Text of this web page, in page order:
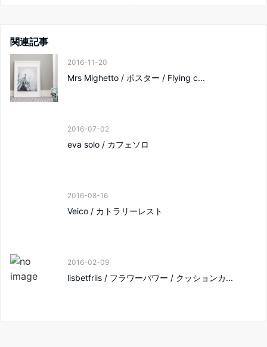
関連記事
2016-11-20
Mrs Mighetto / ポスター / Flying c...
2016-07-02
eva solo / カフェソロ
2016-08-16
Veico / カトラリーレスト
2016-02-09
lisbetfriis / フラワーパワー / クッションカ...